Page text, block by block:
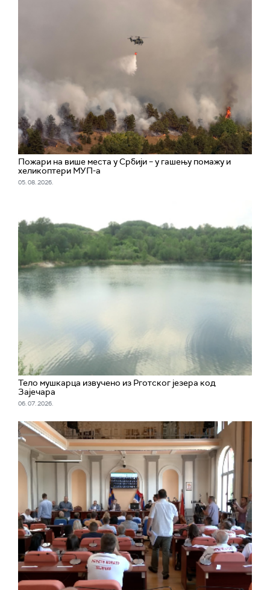
Пожари на више места у Србији – у гашењу помажу и
хеликоптери МУП-а
05. 08. 2026.
Тело мушкарца извучено из Рготског језера код
Зајечара
06. 07. 2026.